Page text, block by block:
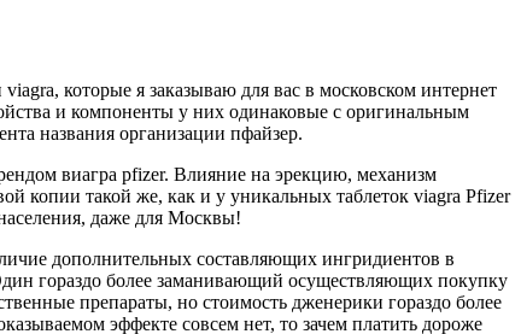
которые я заказываю для вас в московском интернет
и компоненты у них одинаковые с оригинальным
названия организации пфайзер.
виагра pfizer. Влияние на эрекцию, механизм
копии такой же, как и у уникальных таблеток viagra Pfizer
даже для Москвы!
дополнительных составляющих ингридиентов в
гораздо более заманивающий осуществляющих покупку
препараты, но стоимость дженерики гораздо более
эффекте совсем нет, то зачем платить дороже